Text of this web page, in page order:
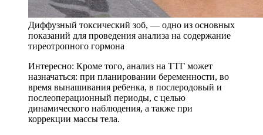
Диффузный токсический зоб, — одно из основных
показаний для проведения анализа на содержание
тиреотропного гормона
Интересно: Кроме того, анализ на ТТГ может
назначаться: при планировании беременности, во
время вынашивания ребенка, в послеродовый и
послеоперационный периоды, с целью
динамического наблюдения, а также при
коррекции массы тела.